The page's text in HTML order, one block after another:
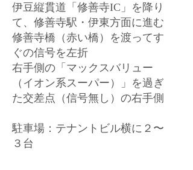
伊豆縦貫道「修善寺IC」を降り
て、修善寺駅・伊東方面に進む
修善寺橋（赤い橋）を渡ってす
ぐの信号を左折
右手側の「マックスバリュー
（イオン系スーパー）」を過ぎ
た交差点（信号無し）の右手側
駐車場：テナントビル横に２〜
３台